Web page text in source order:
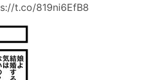
t.co/819ni6EfB8